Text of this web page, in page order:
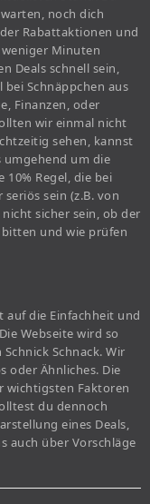
noch dich
Rabattaktionen und
Minuten
Deals schnell sein,
Schnäppchen aus
Finanzen, oder
wir einmal nicht
sehen, kannst
um die
Regel, die bei
sein (z.B. von
sicher sein, ob der
und wie prüfen
auf die Einfachheit und
Webseite wird so
Schnack. Wir
oder Ähnliches. Die
wichtigsten Faktoren
du dennoch
eines Deals,
auch über Vorschläge